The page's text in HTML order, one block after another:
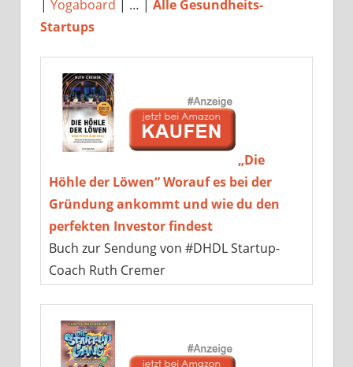
Yogaboard | … | Alle Gesundheits-
Startups
„Die
Höhle der Löwen“ Worauf es bei der
Gründung ankommt und wie du den
perfekten Investor findest
Buch zur Sendung von #DHDL Startup-
Coach Ruth Cremer